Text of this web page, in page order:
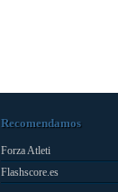
Recomendamos
Forza Atleti
Flashscore.es